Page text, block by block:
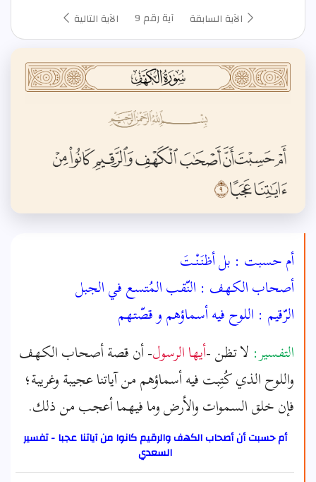
الآية السابقة آية رقم 9 الآية التالية
أم حسبت : بل أظنَنْـتَ
أصحاب الكهف : النّقب المُتسع في الجبل
الرّقيم : اللوح فيه أسماؤهم و قصّتهم
التفسير: لا تظن -أيها الرسول- أن قصة أصحاب الكهف
واللوح الذي كُتِبت فيه أسماؤهم من آياتنا عجيبة وغريبة؛
فإن خلق السموات والأرض وما فيهما أعجب من ذلك.
أم حسبت أن أصحاب الكهف والرقيم كانوا من آياتنا عجبا - تفسير
السعدي